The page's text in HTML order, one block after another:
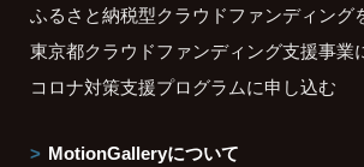
ふるさと納税型クラウドファンディング
東京都クラウドファンディング支援事業
コロナ対策支援プログラムに申し込む
MotionGalleryについて